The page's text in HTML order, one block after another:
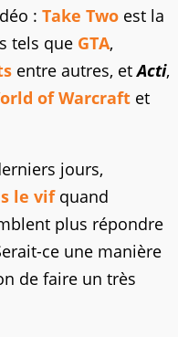
: Take Two est la
tels que GTA,
entre autres, etActi,
of Warcraft et
jours,
le vifquand
plus répondre
ce une manière
de faire un très